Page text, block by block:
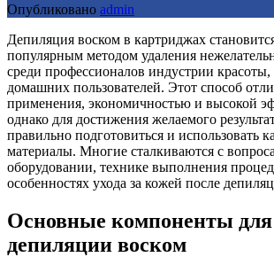
Опубликовано admin
Депиляция воском в картриджах
популярным методом удаления
среди профессионалов индустрии красоты,
домашних пользователей. Этот способ
применения, экономичностью и высокой
однако для достижения желаемого
правильно подготовиться и использовать
материалы. Многие сталкиваются с
оборудовании, технике выполнения
особенностях ухода за кожей после
Основные компоненты
депиляции воском